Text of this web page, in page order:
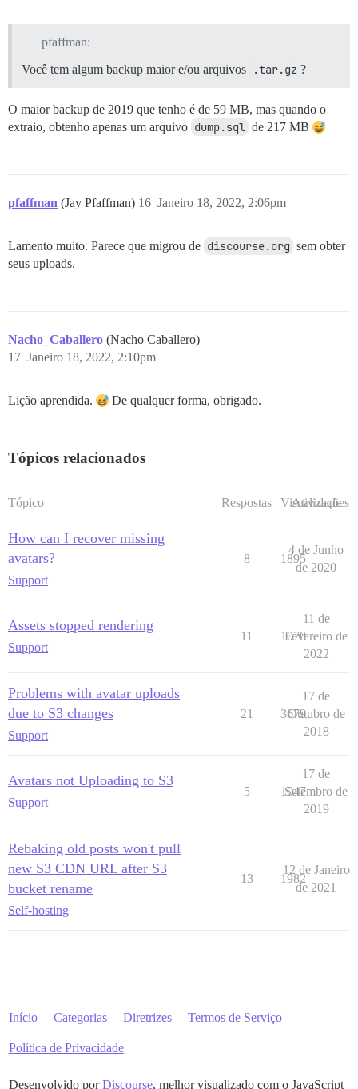
pfaffman:
Você tem algum backup maior e/ou arquivos
.tar.gz ?
O maior backup de 2019 que tenho é de 59 MB, mas quando o
extraio, obtenho apenas um arquivo dump.sql de 217 MB
pfaffman (Jay Pfaffman) Janeiro 18, 2022, 2:06pm
16
Lamento muito. Parece que migrou de discourse.org sem obter
seus uploads.
Nacho_Caballero (Nacho Caballero)
Janeiro 18, 2022, 2:10pm
17
Lição aprendida. De qualquer forma, obrigado.
Tópicos relacionados
Tópico Respostas Visualizações
Atividade
How can I recover missing
avatars?
Support
8 1895
4 de Junho
de 2020
Assets stopped rendering
Support
11 1070
11 de
Fevereiro de
2022
Problems with avatar uploads
due to S3 changes
Support
21 3679
17 de
Outubro de
2018
Avatars not Uploading to S3
Support
5 1047
17 de
Setembro de
2019
Rebaking old posts won't pull
new S3 CDN URL after S3
bucket rename
Self-hosting
13 1982
12 de Janeiro
de 2021
Início Categorias Diretrizes Termos de Serviço
Política de Privacidade
Desenvolvido porDiscourse, melhor visualizado com o JavaScript